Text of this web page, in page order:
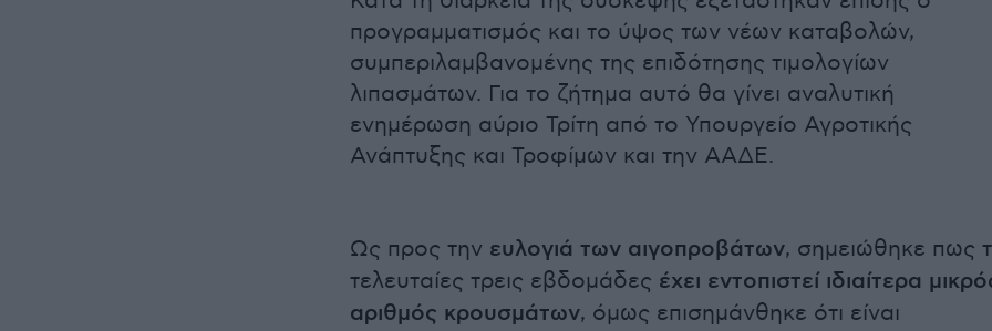
προγραμματισμός και το ύψος των νέων καταβολών,
συμπεριλαμβανομένης της επιδότησης τιμολογίων
λιπασμάτων. Για το ζήτημα αυτό θα γίνει αναλυτική
ενημέρωση αύριο Τρίτη από το Υπουργείο Αγροτικής
Ανάπτυξης και Τροφίμων και την ΑΑΔΕ.
Ως προς την ευλογιά των αιγοπροβάτων, σημειώθηκε πως
τελευταίες τρεις εβδομάδες έχει εντοπιστεί ιδιαίτερα
αριθμός κρουσμάτων, όμως επισημάνθηκε ότι είναι